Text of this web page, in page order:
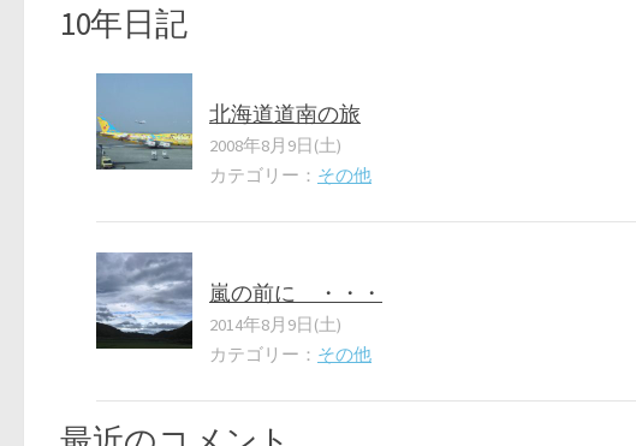
10年日記
北海道道南の旅
2008年8月9日(土)
カテゴリー： その他
嵐の前に ・・・
2014年8月9日(土)
カテゴリー： その他